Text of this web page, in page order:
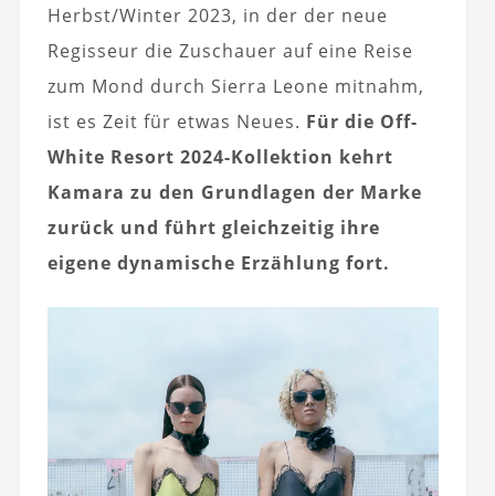
Herbst/Winter 2023, in der der neue
Regisseur die Zuschauer auf eine Reise
zum Mond durch Sierra Leone mitnahm,
ist es Zeit für etwas Neues. Für die Off-
White Resort 2024-Kollektion kehrt
Kamara zu den Grundlagen der Marke
zurück und führt gleichzeitig ihre
eigene dynamische Erzählung fort.